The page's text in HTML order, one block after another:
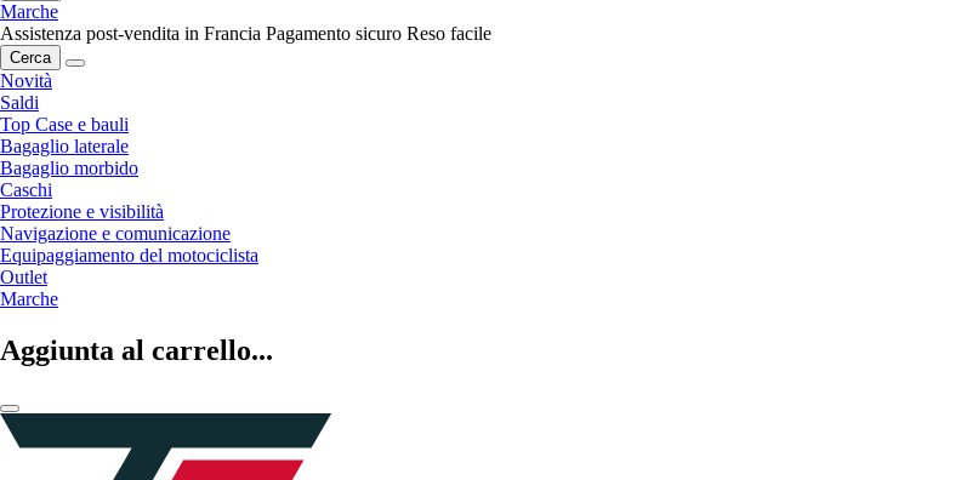
Marche
Assistenza post-vendita in Francia Pagamento sicuro Reso facile
Cerca
Novità
Saldi
Top Case e bauli
Bagaglio laterale
Bagaglio morbido
Caschi
Protezione e visibilità
Navigazione e comunicazione
Equipaggiamento del motociclista
Outlet
Marche
Aggiunta al carrello...